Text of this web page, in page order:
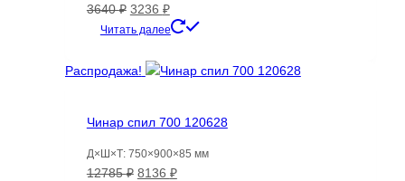
3640₽ Первоначальная
цена
3640 ₽.
3236 ₽Текущая
цена:
Читать далее
Распродажа!
Чинар спил 700 120628
Д×Ш×Т: 750×900×85 мм
12785₽ Первоначальная
8136 ₽Текущая